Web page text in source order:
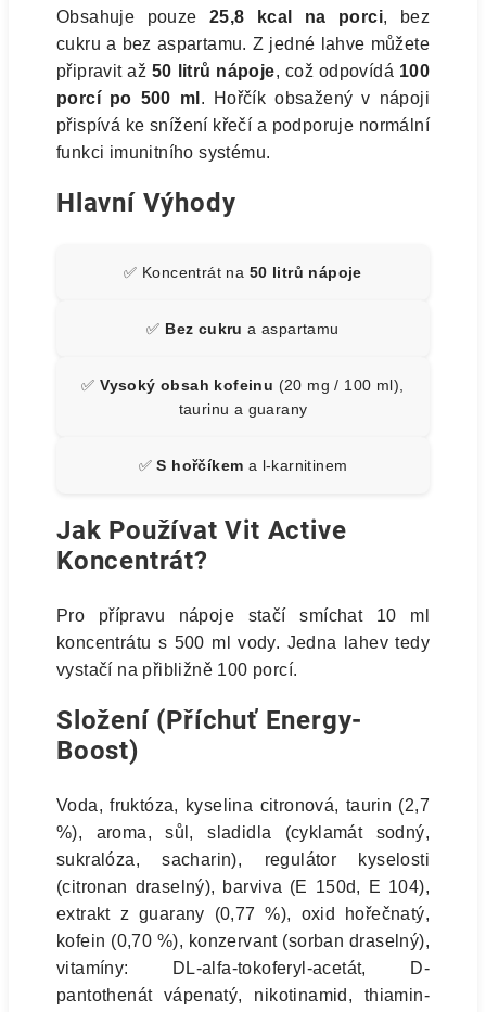
Obsahuje pouze 25,8 kcal na porci, bez
cukru a bez aspartamu. Z jedné lahve můžete
připravit až 50 litrů nápoje, což odpovídá 100
porcí po 500 ml . Hořčík obsažený v nápoji
přispívá ke snížení křečí a podporuje normální
funkci imunitního systému.
Hlavní Výhody
✅ Koncentrát na 50 litrů nápoje
✅ Bez cukru a aspartamu
✅Vysoký obsah kofeinu (20 mg / 100 ml),
taurinu a guarany
✅S hořčíkem a l-karnitinem
Jak Používat Vit Active
Koncentrát?
Pro přípravu nápoje stačí smíchat 10 ml
koncentrátu s 500 ml vody. Jedna lahev tedy
vystačí na přibližně 100 porcí.
Složení (Příchuť Energy-
Boost)
Voda, fruktóza, kyselina citronová, taurin (2,7
%), aroma, sůl, sladidla (cyklamát sodný,
sukralóza, sacharin), regulátor kyselosti
(citronan draselný), barviva (E 150d, E 104),
extrakt z guarany (0,77 %), oxid hořečnatý,
kofein (0,70 %), konzervant (sorban draselný),
vitamíny: DL-alfa-tokoferyl-acetát, D-
pantothenát vápenatý, nikotinamid, thiamin-